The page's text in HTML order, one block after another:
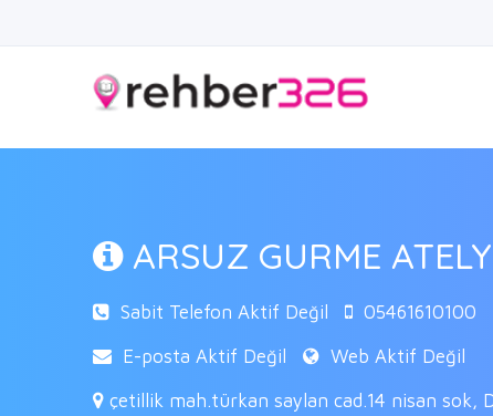
ARSUZ GURME
Sabit Telefon Aktif Değil 05461610100
E-posta Aktif Değil
Web Aktif Değil
çetillik mah.türkan saylan cad.14 nisan sok,